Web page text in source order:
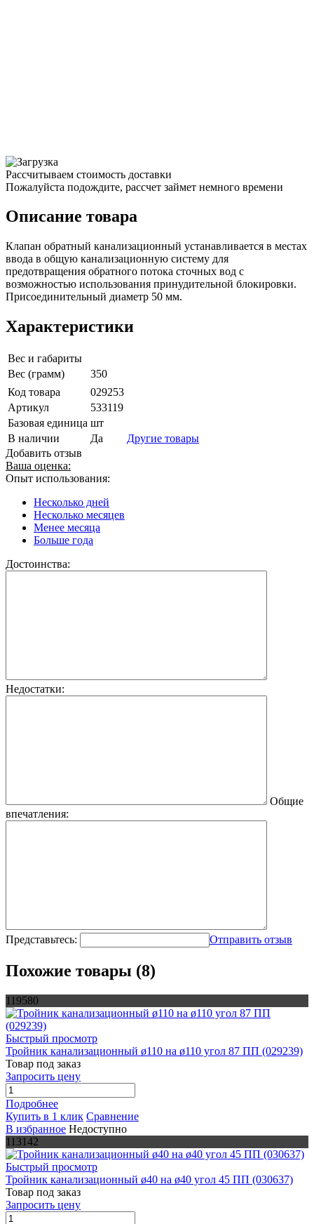
Рассчитываем стоимость доставки
Пожалуйста подождите, рассчет займет немного времени
Описание товара
Клапан обратный канализационный устанавливается в местах
ввода в общую канализационную систему для
предотвращения обратного потока сточных вод с
возможностью использования принудительной блокировки.
Присоединительный диаметр 50 мм.
Характеристики
Вес и габариты
Вес (грамм)
350
Код товара
029253
Артикул
533119
Базовая единица шт
В наличии
Да
Другие товары
Добавить отзыв
Ваша оценка:
Опыт использования:
Несколько дней
Несколько месяцев
Менее месяца
Больше года
Достоинства:
Недостатки:
Общие
впечатления:
Представьтесь: Отправить отзыв
Похожие товары (8)
119580
Быстрый просмотр
Тройник канализационный ø110 на ø110 угол 87 ПП (029239)
Товар под заказ
Запросить цену
Подробнее
Купить в 1 клик Сравнение
В избранное Недоступно
113142
Быстрый просмотр
Тройник канализационный ø40 на ø40 угол 45 ПП (030637)
Товар под заказ
Запросить цену